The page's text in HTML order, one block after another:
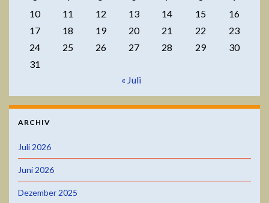
10
11 12 13 14 15
16
17
18 19 20 21 22
23
24
25 26 27 28 29
30
31
« Juli
ARCHIV
Juli 2026
Juni 2026
Dezember 2025